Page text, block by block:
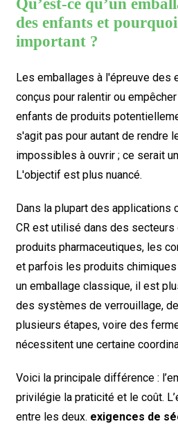
Qu’est-ce qu’un
des enfants et
important ?
Les emballages à l'épreuve des
conçus pour ralentir ou
enfants de produits
s'agit pas pour autant de rendre
impossibles à ouvrir ; ce serait
L'objectif est plus nuancé.
Dans la plupart des applications
CR est utilisé dans des secteurs
produits pharmaceutiques, les
et parfois les produits chimiques
un emballage classique, il est
des systèmes de verrouillage,
plusieurs étapes, voire des
nécessitent une certaine
Voici la principale différence :
privilégie la praticité et le coût.
entre les deux. exigences de